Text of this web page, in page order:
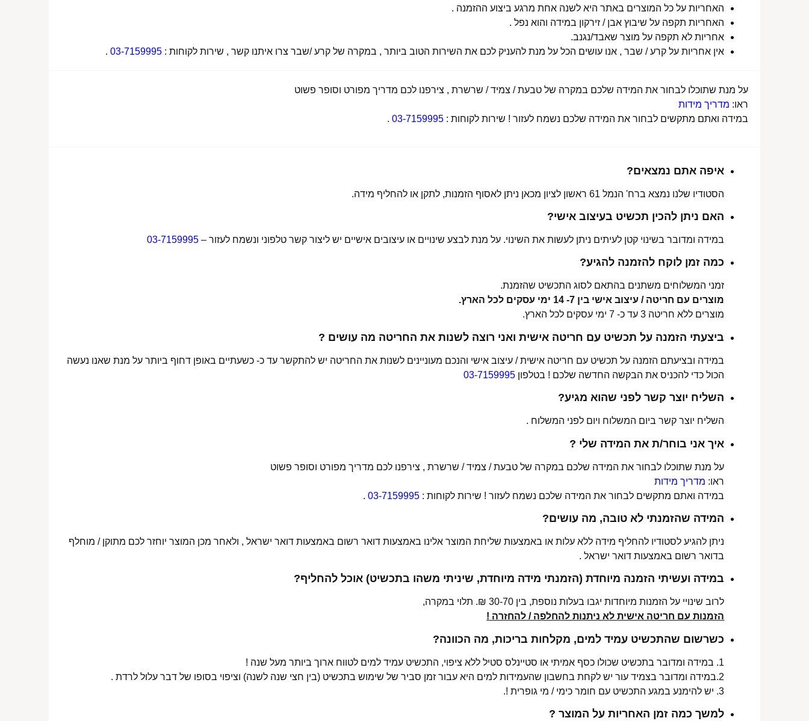
האחריות על כל המוצרים באתר היא לשנה אחת מרגע ביצוע ההזמנה .
האחריות תקפה על שיבוץ אבן / זירקון במידה והוא נפל .
אחריות לא תקפה על מוצר שאבד/נגנב.
אין אחריות על קרע / שבר , אנו עושים הכל על מנת להעניק לכם את השירות הטוב ביותר , במקרה של קרע /שבר צרו איתנו קשר , שירות לקוחות : 03-7159995
.
על מנת שתוכלו לבחור את המידה שלכם במקרה של טבעת / צמיד / שרשרת , צירפנו לכם מדריך מפורט וסופר פשוט
ראו: מדריך מידות
במידה ואתם מתקשים לבחור את המידה שלכם נשמח לעזור ! שירות לקוחות : 03-7159995
.
איפה אתם נמצאים?
הסטודיו שלנו נמצא ברח' הנמל 61 ראשון לציון מכאן ניתן לאסוף הזמנות, לתקן או להחליף מידה.
האם ניתן להכין תכשיט בעיצוב אישי?
במידה ומדובר בשינוי קטן לעיתים ניתן לעשות את השינוי. על מנת לבצע שינויים או עיצובים אישיים יש ליצור קשר טלפוני ונשמח לעזור – 03-7159995
כמה זמן לוקח להזמנה להגיע?
זמני המשלוחים משתנים בהתאם לסוג התכשיט שהזמנת.
מוצרים עם חריטה / עיצוב אישי בין 7- 14 ימי עסקים לכל הארץ.
מוצרים ללא חריטה 3 עד כ- 7 ימי עסקים לכל הארץ.
ביצעתי הזמנה על תכשיט עם חריטה אישית ואני רוצה לשנות את החריטה מה עושים ?
במידה ובציעתם הזמנה על תכשיט עם חריטה אישית / עיצוב אישי והנכם מעוניינים לשנות את החריטה יש להתקשר עד כ- כשעתיים באופן דחוף ביותר על מנת שאנו נעשה
הכול כדי להכניס את הבקשה החדשה שלכם ! בטלפון 03-7159995
השליח יוצר קשר לפני שהוא מגיע?
השליח יוצר קשר ביום המשלוח ויום לפני המשלוח .
איך אני בוחר/ת את המידה שלי ?
על מנת שתוכלו לבחור את המידה שלכם במקרה של טבעת / צמיד / שרשרת , צירפנו לכם מדריך מפורט וסופר פשוט
ראו: מדריך מידות
במידה ואתם מתקשים לבחור את המידה שלכם נשמח לעזור ! שירות לקוחות : 03-7159995
.
המידה שהזמנתי לא טובה, מה עושים?
ניתן להגיע לסטודיו להחליף מידה ללא עלות או באמצעות שליחת המוצר אלינו באמצעות דואר רשום באמצעות דואר ישראל , ולאחר מכן המוצר יוחזר לכם מתוקן / מוחלף
בדואר רשום באמצעות דואר ישראל .
במידה ועשיתי הזמנה מיוחדת (הזמנתי מידה מיוחדת, שיניתי משהו בתכשיט) אוכל להחליף?
לרוב שינויי על הזמנות מיוחדות יגבו בעלות נוספת, בין 30-70 ₪. תלוי במקרה,
הזמנות עם חריטה אישית לא ניתנות להחלפה / להחזרה !
כשרשום שהתכשיט עמיד למים, מקלחות בריכות, מה הכוונה?
1. במידה ומדובר בתכשיט שכולו כסף אמיתי או סטיינלס סטיל ללא ציפוי, התכשיט עמיד למים לטווח ארוך ביותר מעל שנה !
2.במידה ומדובר בצמיד עור יש לקחת בחשבון שהעמידות למים היא עבור זמן סביר של שימוש בתכשיט (בין חצי שנה לשנה) וציפוי בסופו של דבר עלול לרדת .
3. יש להימנע במגע התכשיט עם חומר כימי / מי גופרית !.
למשך כמה זמן האחריות על המוצר ?